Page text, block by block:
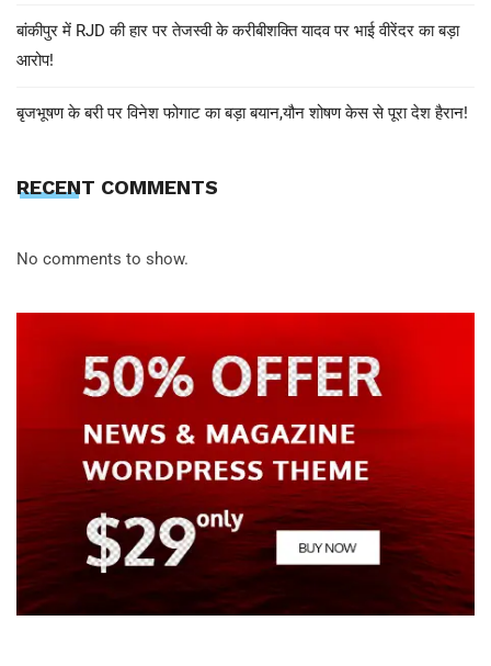
बांकीपुर में RJD की हार पर तेजस्वी के करीबीशक्ति यादव पर भाई वीरेंदर का बड़ा
आरोप!
बृजभूषण के बरी पर विनेश फोगाट का बड़ा बयान,यौन शोषण केस से पूरा देश हैरान!
RECENT COMMENTS
No comments to show.